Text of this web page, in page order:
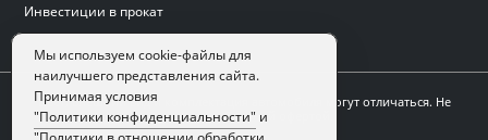
Инвестиции в прокат
Цвет, внешний вид и комплектация автомобиля могут отличаться. Не
является публичной офертой.
Мы используем cookie-файлы для
наилучшего представления сайта.
Принимая условия
"Политики конфиденциальности" и